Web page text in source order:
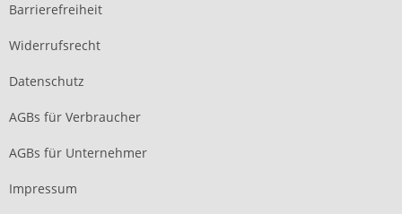
Barrierefreiheit
Widerrufsrecht
Datenschutz
AGBs für Verbraucher
AGBs für Unternehmer
Impressum